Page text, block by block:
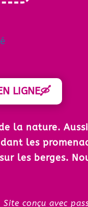
LIGNE🛶
la nature.
les
les berges.
avec